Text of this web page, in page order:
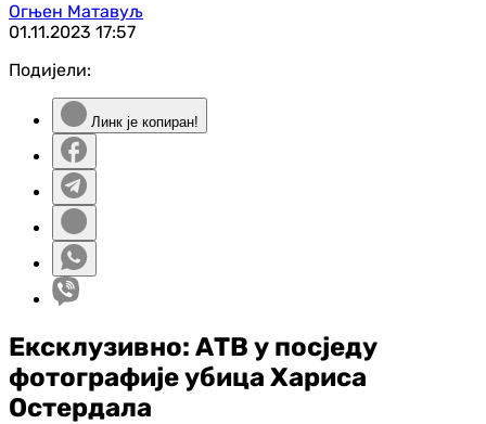
Огњен Матавуљ
01.11.2023 17:57
Подијели:
Линк је копиран!
Ексклузивно: АТВ у посједу
фотографије убица Хариса
Остердала